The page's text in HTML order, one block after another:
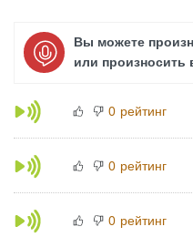
Вы можете
или произносить
0 рейтинг
0 рейтинг
0 рейтинг